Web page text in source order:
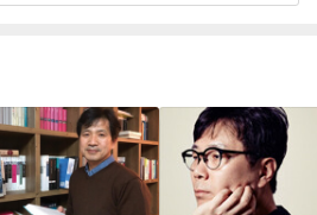
아메리카 문학을 대변하는 가장 대표적
마다 '마술적 리얼리즘'이라는 꼬리표가
. 좁게는 리얼리즘의 한 유형, 넓게는 세계